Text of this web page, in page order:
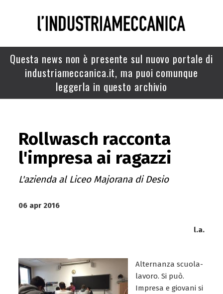
Questa news non è presente sul nuovo portale di
industriameccanica.it, ma puoi comunque
leggerla in questo archivio
Rollwasch racconta
l'impresa ai ragazzi
L'azienda al Liceo Majorana di Desio
06 apr 2016
l.a.
Alternanza scuola-
lavoro. Si può.
Impresa e giovani si